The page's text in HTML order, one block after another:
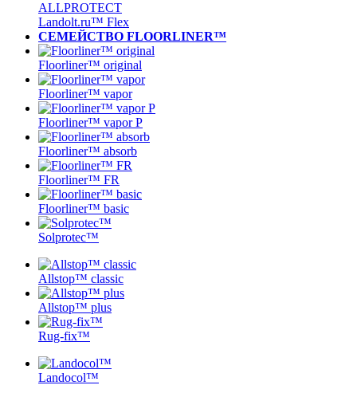
ALLPROTECT
Landolt.ru™ Flex
СЕМЕЙСТВО FLOORLINER™
Floorliner™ original
Floorliner™ vapor
Floorliner™ vapor P
Floorliner™ absorb
Floorliner™ FR
Floorliner™ basic
Solprotec™
Allstop™ classic
Allstop™ plus
Rug-fix™
Landocol™